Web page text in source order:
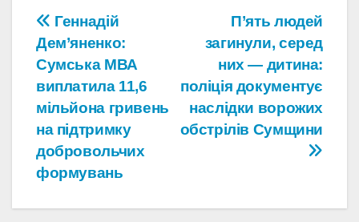
Навігація
записів
П’ять людей
загинули, серед
них — дитина:
поліція документує
наслідки ворожих
обстрілів Сумщини
Геннадій
Дем’яненко:
Сумська МВА
виплатила 11,6
мільйона гривень
на підтримку
добровольчих
формувань